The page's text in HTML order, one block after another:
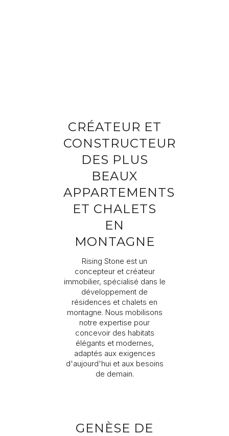
Adresse e-mail
Votre demande
Je souhaite recevoir des informations sur l’actualité
ENVOYER
Les informations recueillies sont nécessaires au traitement de
votre demande par Rising Stone. Vous pouvez consulter notre
Politique de confidentialité. À tout moment, vous disposez
d’un droit d’accès, de modification et de suppression de vos
CRÉATEUR ET
CONSTRUCTEUR
DES PLUS
BEAUX
APPARTEMENTS
ET CHALETS
EN
MONTAGNE
Rising Stone est un
concepteur et créateur
immobilier, spécialisé dans le
développement de
résidences et chalets en
montagne. Nous mobilisons
notre expertise pour
concevoir des habitats
élégants et modernes,
adaptés aux exigences
d'aujourd'hui et aux besoins
de demain.
GENÈSE DE